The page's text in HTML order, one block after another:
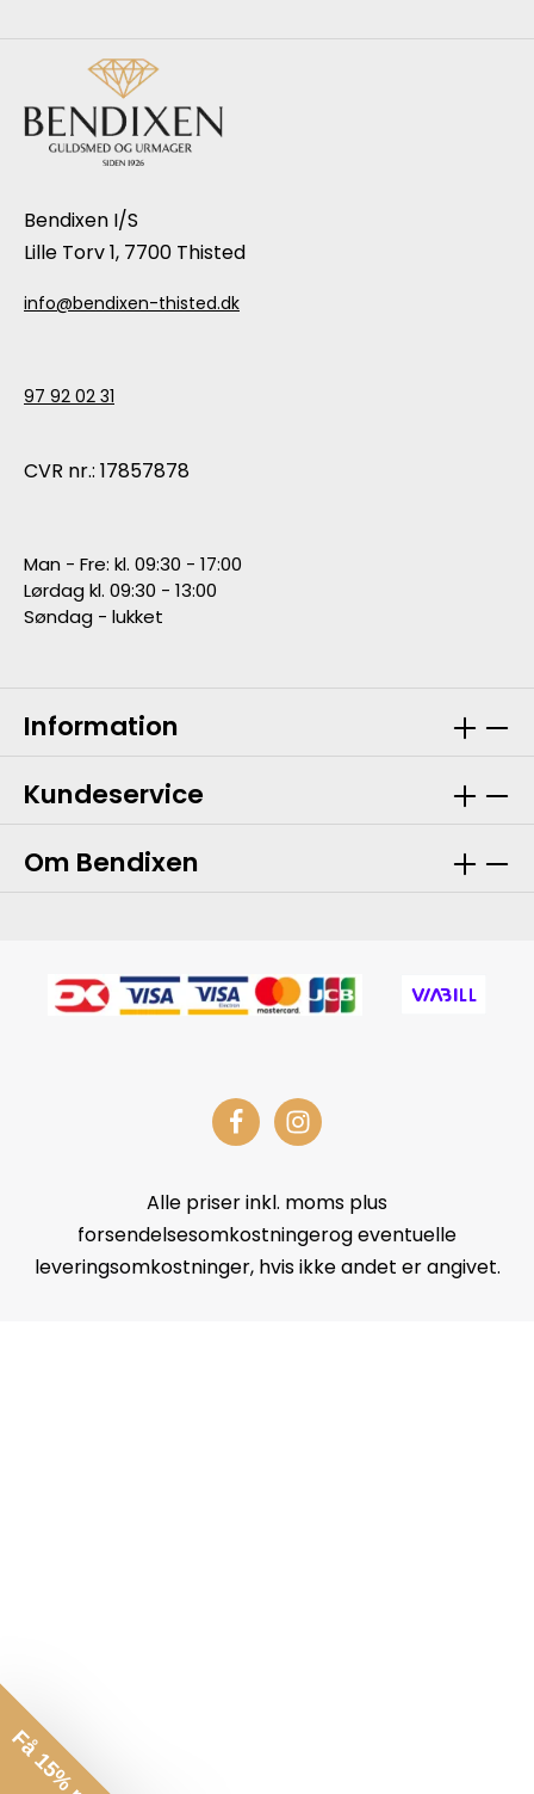
Bendixen I/S
Lille Torv 1, 7700 Thisted
info@bendixen-thisted.dk
97 92 02 31
CVR nr.: 17857878
Man - Fre: kl. 09:30 - 17:00
Lørdag kl. 09:30 - 13:00
Søndag - lukket
Information
Kundeservice
Om Bendixen
Alle priser inkl. moms plus
forsendelsesomkostningerog eventuelle
leveringsomkostninger, hvis ikke andet er angivet.